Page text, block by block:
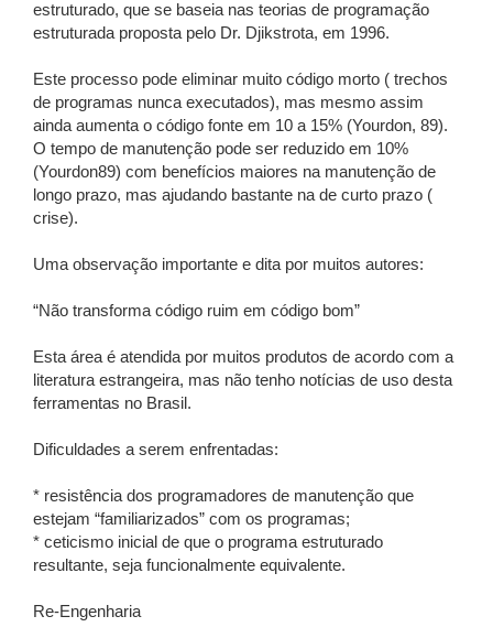
estruturado, que se baseia nas teorias de programação
estruturada proposta pelo Dr. Djikstrota, em 1996.
Este processo pode eliminar muito código morto ( trechos
de programas nunca executados), mas mesmo assim
ainda aumenta o código fonte em 10 a 15% (Yourdon, 89).
O tempo de manutenção pode ser reduzido em 10%
(Yourdon89) com benefícios maiores na manutenção de
longo prazo, mas ajudando bastante na de curto prazo (
crise).
Uma observação importante e dita por muitos autores:
“Não transforma código ruim em código bom”
Esta área é atendida por muitos produtos de acordo com a
literatura estrangeira, mas não tenho notícias de uso desta
ferramentas no Brasil.
Dificuldades a serem enfrentadas:
* resistência dos programadores de manutenção que
estejam “familiarizados” com os programas;
* ceticismo inicial de que o programa estruturado
resultante, seja funcionalmente equivalente.
Re-Engenharia